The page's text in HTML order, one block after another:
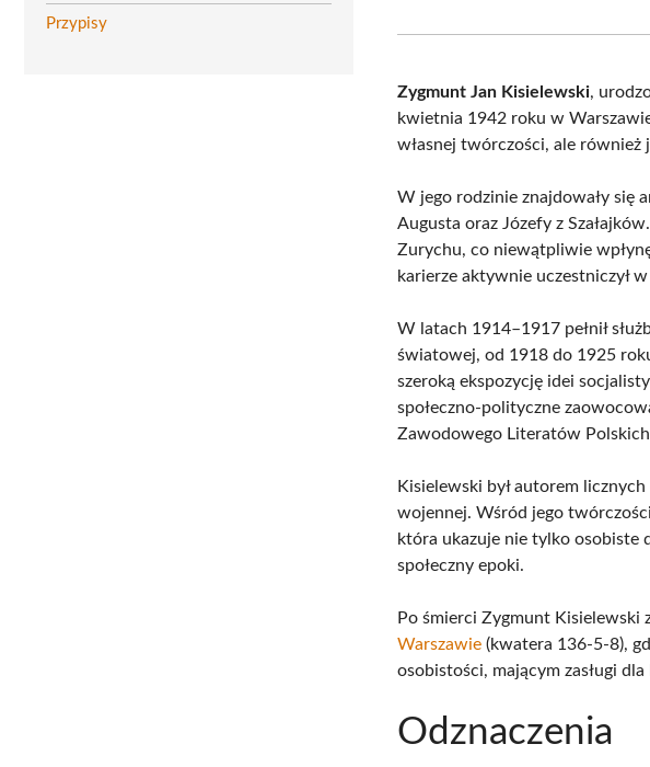
Przypisy
Zygmunt Jan Kisielewski,
kwietnia 1942 roku w
własnej twórczości, ale również
W jego rodzinie znajdowały się
Augusta oraz Józefy z
Zurychu, co niewątpliwie
karierze aktywnie uczestniczył
W latach 1914–1917 pełnił
światowej, od 1918 do 1925
szeroką ekspozycję idei
społeczno-polityczne
Zawodowego Literatów
Kisielewski był autorem
wojennej. Wśród jego
która ukazuje nie tylko osobiste
społeczny epoki.
Po śmierci Zygmunt Kisielewski
Warszawie (kwatera 136-5-8),
osobistości, mającym zasługi
Odznaczenia